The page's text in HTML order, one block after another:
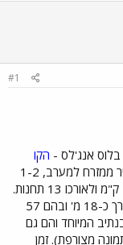
#1
אנג'לס - הקו
. הקו חוצה את עמק סן פרננדו בצפון העיר ממזרח למערב, 1-2
ק"מ מצפון לכביש המהיר מס' 101, אורכו כ-23 ק"מ ולאורכו 13 תחנות.
הקו מופעל ע"י אוטובוסים מפרקיים מיוחדים באורך כ-18 מ' ובהם 57
המיוחד והם גם
מצורפת). זמן